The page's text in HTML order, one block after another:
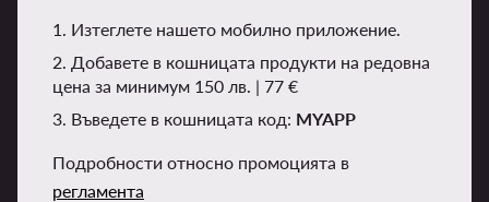
1. Изтеглете нашето мобилно приложение.
2. Добавете в кошницата продукти на редовна
цена за минимум 150 лв. | 77 €
3. Въведете в кошницата код: MYAPP
Подробности относно промоцията в
регламента